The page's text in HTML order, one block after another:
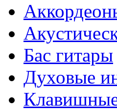
Бас гитары
Духовые